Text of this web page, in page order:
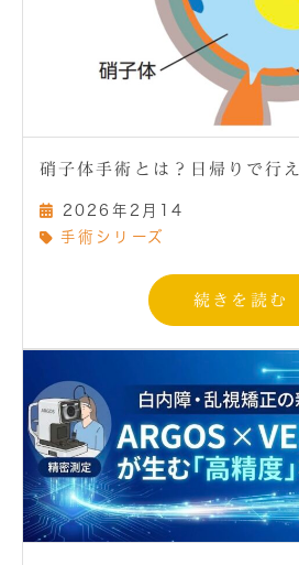
硝子体手術とは？日帰りで行
2026年2月14
手術シリーズ
続きを読む